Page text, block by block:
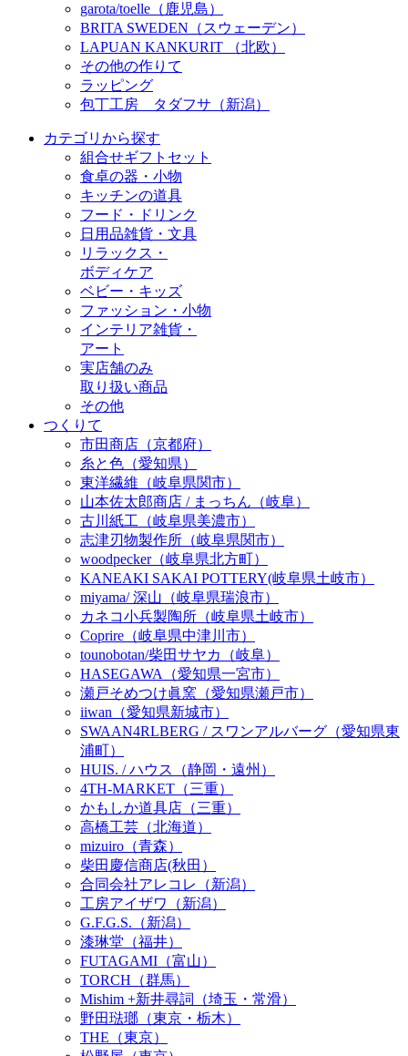
garota/toelle（鹿児島）
BRITA SWEDEN（スウェーデン）
LAPUAN KANKURIT （北欧）
その他の作りて
ラッピング
包丁工房 タダフサ（新潟）
カテゴリから探す
組合せギフトセット
食卓の器・小物
キッチンの道具
フード・ドリンク
日用品雑貨・文具
リラックス・
ボディケア
ベビー・キッズ
ファッション・小物
インテリア雑貨・
アート
実店舗のみ
取り扱い商品
その他
つくりて
市田商店（京都府）
糸と色（愛知県）
東洋繊維（岐阜県関市）
山本佐太郎商店 / まっちん（岐阜）
古川紙工（岐阜県美濃市）
志津刃物製作所（岐阜県関市）
woodpecker（岐阜県北方町）
KANEAKI SAKAI POTTERY(岐阜県土岐市）
miyama/ 深山（岐阜県瑞浪市）
カネコ小兵製陶所（岐阜県土岐市）
Coprire（岐阜県中津川市）
tounobotan/柴田サヤカ（岐阜）
HASEGAWA（愛知県一宮市）
瀬戸そめつけ眞窯（愛知県瀬戸市）
iiwan（愛知県新城市）
SWAAN4RLBERG / スワンアルバーグ（愛知県東
浦町）
HUIS. / ハウス（静岡・遠州）
4TH-MARKET（三重）
かもしか道具店（三重）
高橋工芸（北海道）
mizuiro（青森）
柴田慶信商店(秋田）
合同会社アレコレ（新潟）
工房アイザワ（新潟）
G.F.G.S.（新潟）
漆琳堂（福井）
FUTAGAMI（富山）
TORCH（群馬）
Mishim +新井尋詞（埼玉・常滑）
野田琺瑯（東京・栃木）
THE（東京）